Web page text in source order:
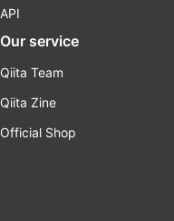
API
Our service
Qiita Team
Qiita Zine
Official Shop